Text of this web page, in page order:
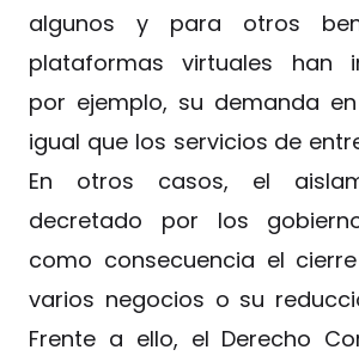
algunos y para otros
plataformas virtuales han
por ejemplo, su demanda
igual que los servicios de
En otros casos, el
decretado por los
como consecuencia el
varios negocios o su
Frente a ello, el Derecho